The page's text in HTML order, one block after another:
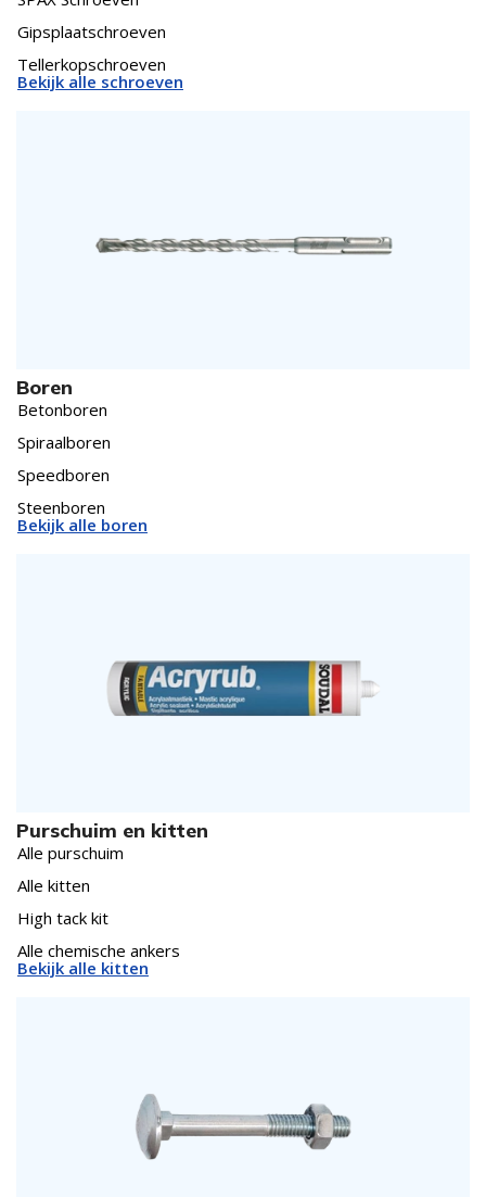
Gipsplaatschroeven
Tellerkopschroeven
Bekijk alle schroeven
Boren
Betonboren
Spiraalboren
Speedboren
Steenboren
Bekijk alle boren
Purschuim en kitten
Alle purschuim
Alle kitten
High tack kit
Alle chemische ankers
Bekijk alle kitten